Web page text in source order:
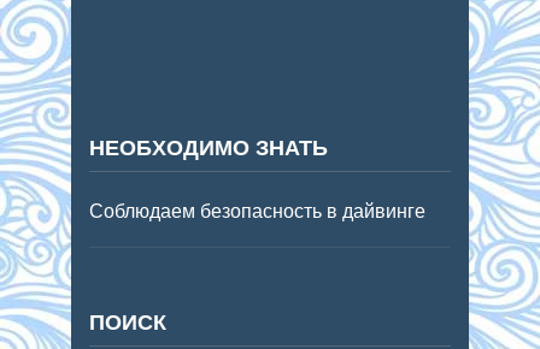
НЕОБХОДИМО ЗНАТЬ
Соблюдаем безопасность в дайвинге
ПОИСК